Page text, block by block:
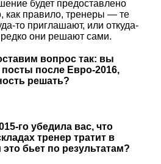
будет предоставлено
правило, тренеры — те
то приглашают, или откуда-
они решают сами.
вопрос так: вы
после Евро-2016,
решать?
го убедила вас, что
тренер тратит в
бьет по результатам?